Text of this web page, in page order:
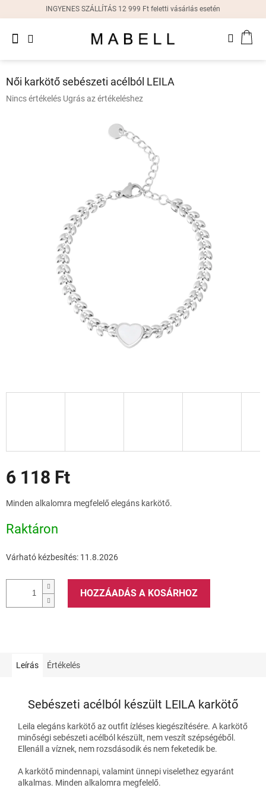
tartalomhoz
INGYENES SZÁLLÍTÁS 12 999 Ft feletti vásárlás esetén
Női
fülbevalók
Ajándékdobozok
Női karkötő sebészeti acélból LEILA
A
Nincs értékelés Ugrás az értékeléshez
6 118 Ft
Minden alkalomra megfelelő elegáns karkötő.
Raktáron
Várható kézbesítés: 11.8.2026
HOZZÁADÁS A KOSÁRHOZ
Leírás Értékelés
Sebészeti acélból készült LEILA karkötő
Leila elegáns karkötő az outfit ízléses kiegészítésére. A karkötő
minőségi sebészeti acélból készült, nem veszít szépségéből.
Ellenáll a víznek, nem rozsdásodik és nem feketedik be.
A karkötő mindennapi, valamint ünnepi viselethez egyaránt
alkalmas. Minden alkalomra megfelelő.